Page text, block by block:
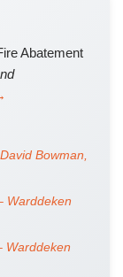
Abatement
Bowman,
Warddeken
Warddeken